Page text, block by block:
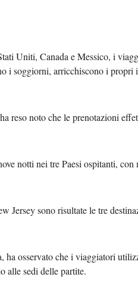
Uniti, Canada e Messico, i
soggiorni, arricchiscono i propri
reso noto che le prenotazioni
notti nei tre Paesi ospitanti,
Jersey sono risultate le tre
osservato che i viaggiatori
alle sedi delle partite.